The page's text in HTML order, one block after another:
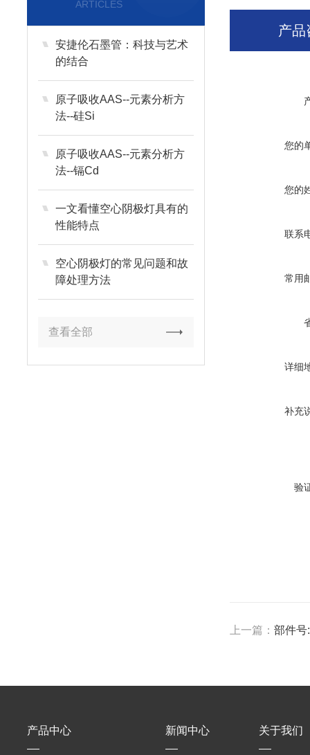
ARTICLES
安捷伦石墨管：科技与艺术
的结合
原子吸收AAS--元素分析方
法--硅Si
原子吸收AAS--元素分析方
法--镉Cd
一文看懂空心阴极灯具有的
性能特点
空心阴极灯的常见问题和故
障处理方法
查看全部
产品
您的
您的
联系
常用
详细
补充
验
上一篇：部件号
产品中心 新闻中心 关于我们